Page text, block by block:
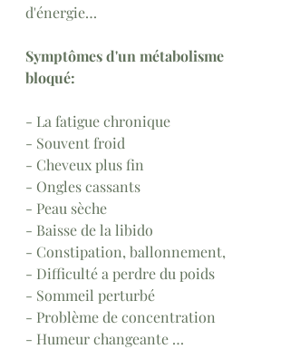
d'énergie…
Symptômes d'un métabolisme
bloqué:
- La fatigue chronique
- Souvent froid
- Cheveux plus fin
- Ongles cassants
- Peau sèche
- Baisse de la libido
- Constipation, ballonnement,
- Difficulté a perdre du poids
- Sommeil perturbé
- Problème de concentration
- Humeur changeante …